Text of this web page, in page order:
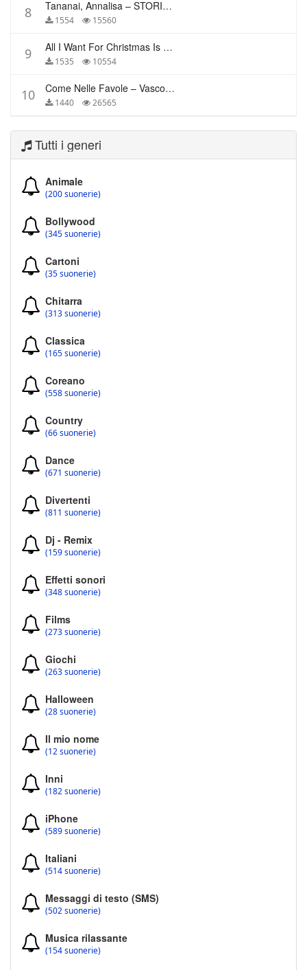
8 Tananai, Annalisa – STORIE BREVI
1554 15560
9 All I Want For Christmas Is You – Mariah Carey
1535 10554
10 Come Nelle Favole – Vasco Rossi
1440 26565
Tutti i generi
Animale
(200 suonerie)
Bollywood
(345 suonerie)
Cartoni
(35 suonerie)
Chitarra
(313 suonerie)
Classica
(165 suonerie)
Coreano
(558 suonerie)
Country
(66 suonerie)
Dance
(671 suonerie)
Divertenti
(811 suonerie)
Dj - Remix
(159 suonerie)
Effetti sonori
(348 suonerie)
Films
(273 suonerie)
Giochi
(263 suonerie)
Halloween
(28 suonerie)
Il mio nome
(12 suonerie)
Inni
(182 suonerie)
iPhone
(589 suonerie)
Italiani
(514 suonerie)
Messaggi di testo (SMS)
(502 suonerie)
Musica rilassante
(154 suonerie)